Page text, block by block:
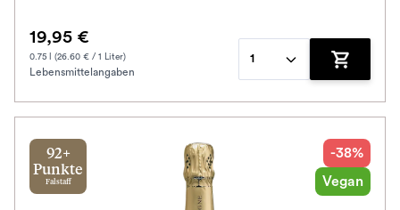
19,95 €
0.75 l (26.60 € / 1 Liter)
Lebensmittelangaben
1
Zum
92+
Punkte
Falstaff
-38%
Vegan